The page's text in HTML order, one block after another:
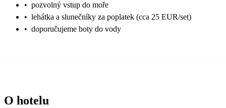
• pozvolný vstup do moře
• lehátka a slunečníky za poplatek (cca 25 EUR/set)
• doporučujeme boty do vody
O hotelu